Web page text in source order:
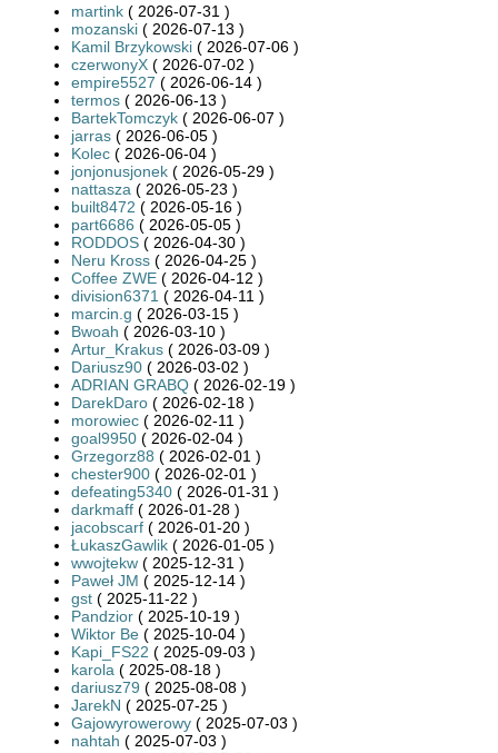
martink ( 2026-07-31 )
mozanski ( 2026-07-13 )
Kamil Brzykowski ( 2026-07-06 )
czerwonyX ( 2026-07-02 )
empire5527 ( 2026-06-14 )
termos ( 2026-06-13 )
BartekTomczyk ( 2026-06-07 )
jarras ( 2026-06-05 )
Kolec ( 2026-06-04 )
jonjonusjonek ( 2026-05-29 )
nattasza ( 2026-05-23 )
built8472 ( 2026-05-16 )
part6686 ( 2026-05-05 )
RODDOS ( 2026-04-30 )
Neru Kross ( 2026-04-25 )
Coffee ZWE ( 2026-04-12 )
division6371 ( 2026-04-11 )
marcin.g ( 2026-03-15 )
Bwoah ( 2026-03-10 )
Artur_Krakus ( 2026-03-09 )
Dariusz90 ( 2026-03-02 )
ADRIAN GRABQ ( 2026-02-19 )
DarekDaro ( 2026-02-18 )
morowiec ( 2026-02-11 )
goal9950 ( 2026-02-04 )
Grzegorz88 ( 2026-02-01 )
chester900 ( 2026-02-01 )
defeating5340 ( 2026-01-31 )
darkmaff ( 2026-01-28 )
jacobscarf ( 2026-01-20 )
ŁukaszGawlik ( 2026-01-05 )
wwojtekw ( 2025-12-31 )
Paweł JM ( 2025-12-14 )
gst ( 2025-11-22 )
Pandzior ( 2025-10-19 )
Wiktor Be ( 2025-10-04 )
Kapi_FS22 ( 2025-09-03 )
karola ( 2025-08-18 )
dariusz79 ( 2025-08-08 )
JarekN ( 2025-07-25 )
Gajowyrowerowy ( 2025-07-03 )
nahtah ( 2025-07-03 )